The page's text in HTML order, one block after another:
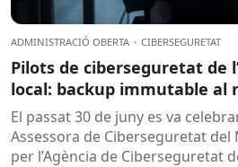
ADMINISTRACIÓ OBERTA · CIBERSEGURETAT
Pilots de ciberseguretat de
local: backup immutable al
El passat 30 de juny es va
Assessora de Ciberseguretat del
per l’Agència de Ciberseguretat